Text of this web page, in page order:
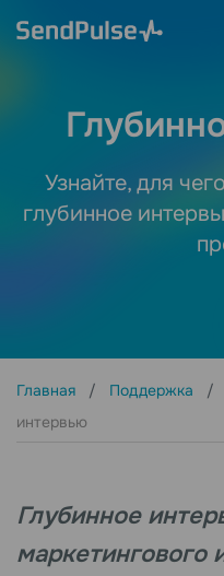
Узнайте, для
глубинное
Главная Поддержка
интервью
Глубинное
маркетингового